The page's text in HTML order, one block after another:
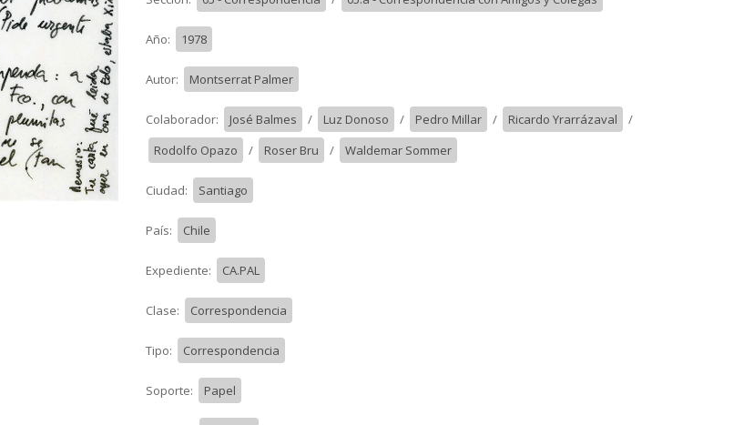
Año: 1978
Autor: Montserrat Palmer
Colaborador: José Balmes / Luz Donoso / Pedro Millar / Ricardo Yrarrázaval
/
Rodolfo Opazo
/ Roser Bru / Waldemar Sommer
Ciudad: Santiago
País: Chile
Expediente: CA.PAL
Clase: Correspondencia
Tipo: Correspondencia
Soporte: Papel